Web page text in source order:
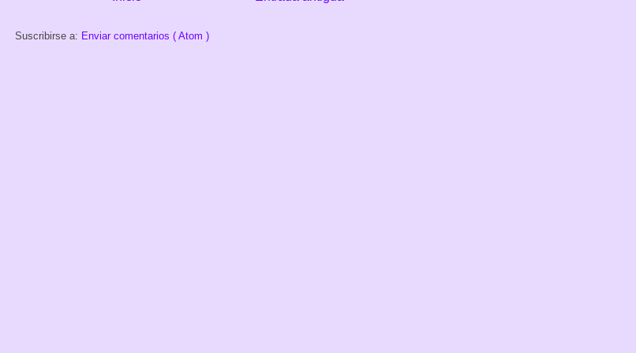
Suscribirse a: Enviar comentarios ( Atom )